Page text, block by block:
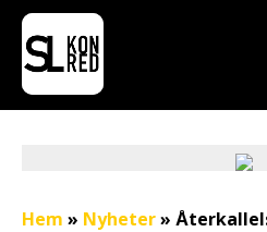
Hem » Nyheter»